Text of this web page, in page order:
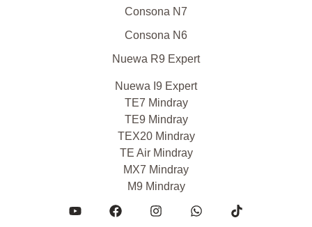
Consona N7
Consona N6
Nuewa R9 Expert
Nuewa I9 Expert
TE7 Mindray
TE9 Mindray
TEX20 Mindray
TE Air Mindray
MX7 Mindray
M9 Mindray